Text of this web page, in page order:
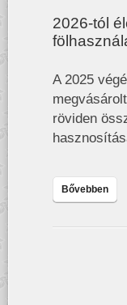
2026-tól
A 2025
röviden
Bővebben